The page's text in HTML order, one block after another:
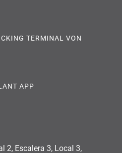
TERMINAL VON
APP
2, Escalera 3, Local 3,